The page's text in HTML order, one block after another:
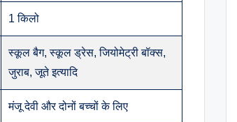
1 किलो
स्कूल बैग, स्कूल ड्रेस, जियोमेट्री बॉक्स,
जुराब, जूते इत्यादि
मंजू देवी और दोनों बच्चों के लिए